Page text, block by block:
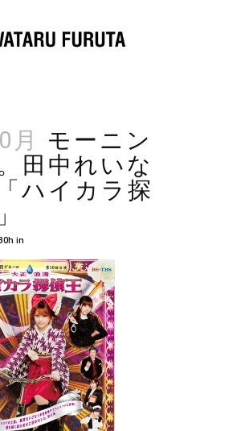
月
モーニン
田中れいな
ハイカラ探
in